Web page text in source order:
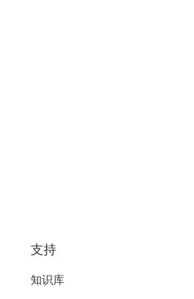
支持
知识库